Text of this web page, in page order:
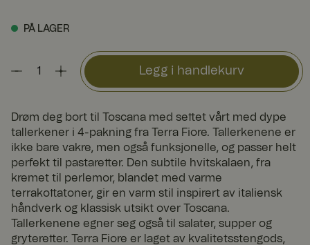
PÅ LAGER
Legg i handlekurv
Drøm deg bort til Toscana med settet vårt med dype
tallerkener i 4-pakning fra Terra Fiore. Tallerkenene er
ikke bare vakre, men også funksjonelle, og passer helt
perfekt til pastaretter. Den subtile hvitskalaen, fra
kremet til perlemor, blandet med varme
terrakottatoner, gir en varm stil inspirert av italiensk
håndverk og klassisk utsikt over Toscana.
Tallerkenene egner seg også til salater, supper og
gryteretter. Terra Fiore er laget av kvalitetsstengods,